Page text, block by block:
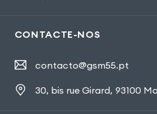
CONTACTE-NOS
contacto@gsm55.pt
30, bis rue Girard, 93100